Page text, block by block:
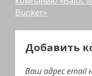
Bunker»
Добавить
Ваш адрес email